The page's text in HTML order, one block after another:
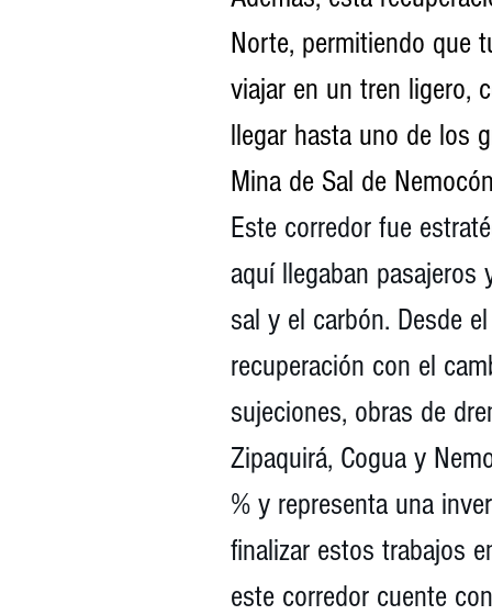
Norte, permitiendo que
viajar en un tren ligero,
llegar hasta uno de los
Mina de Sal de
Este corredor fue
aquí llegaban
sal y el carbón. Desde el
recuperación con el
sujeciones, obras de
Zipaquirá, Cogua y
% y representa una
finalizar estos trabajos
este corredor cuente